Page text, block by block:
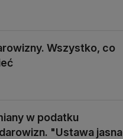
Wszystko, co
w podatku
"Ustawa jasna